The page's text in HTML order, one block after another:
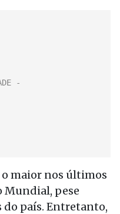
o maior nos últimos
Mundial, pese
do país. Entretanto,